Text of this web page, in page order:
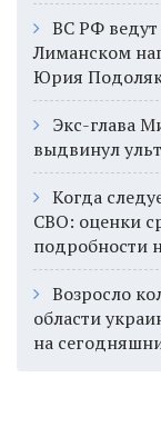
ВС РФ
Лиманском
Юрия
Экс-глава
выдвинул
Когда
СВО: оценки
подробности
Возросло
области
на